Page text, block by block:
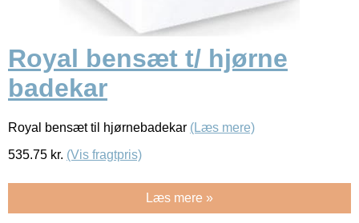
Royal bensæt t/ hjørne
badekar
Royal bensæt til hjørnebadekar (Læs mere)
535.75 kr. (Vis fragtpris)
Læs mere »